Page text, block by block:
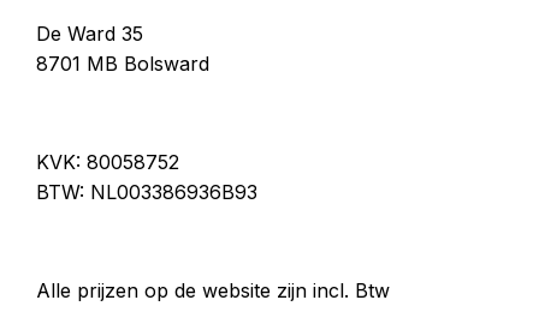
De Ward 35
8701 MB Bolsward
KVK: 80058752
BTW: NL003386936B93
Alle prijzen op de website zijn incl. Btw